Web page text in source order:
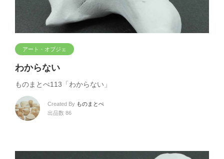
アート・オブジェ
わからない
ものまとぺ113「わからない」
Created By ものまとぺ
出品数 86